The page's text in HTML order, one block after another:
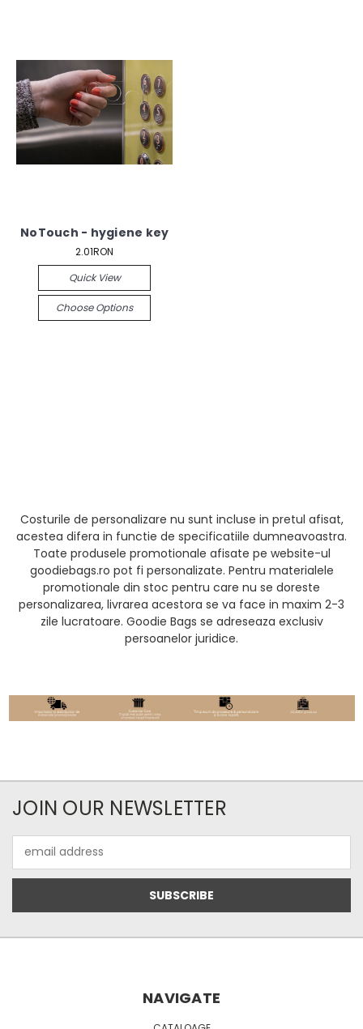
NoTouch - hygiene key
2.01RON
Quick View
Choose Options
Costurile de personalizare nu sunt incluse in pretul afisat,
acestea difera in functie de specificatiile dumneavoastra.
Toate produsele promotionale afisate pe website-ul
goodiebags.ro pot fi personalizate. Pentru materialele
promotionale din stoc pentru care nu se doreste
personalizarea, livrarea acestora se va face in maxim 2-3
zile lucratoare. Goodie Bags se adreseaza exclusiv
persoanelor juridice.
JOIN OUR NEWSLETTER
Address
NAVIGATE